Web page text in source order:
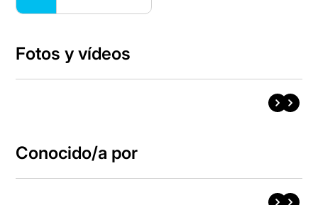
Fotos y vídeos
Conocido/a por